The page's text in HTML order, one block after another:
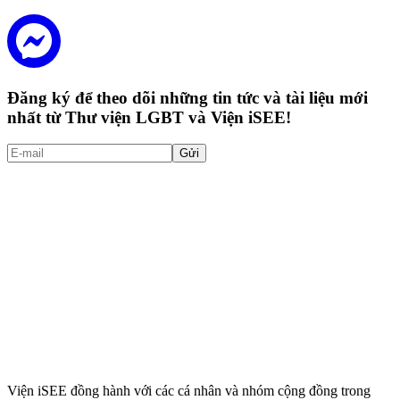
Đăng ký để theo dõi những tin tức và tài liệu mới
nhất từ Thư viện LGBT và Viện iSEE!
Gửi
Viện iSEE đồng hành với các cá nhân và nhóm cộng đồng trong